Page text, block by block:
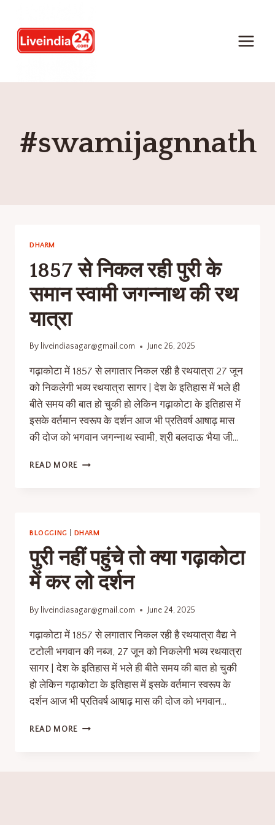
#swamijagnnath
DHARM
1857 से निकल रही पुरी के
समान स्वामी जगन्नाथ की रथ
यात्रा
By liveindiasagar@gmail.com June 26, 2025
गढ़ाकोटा में 1857 से लगातार निकल रही है रथयात्रा 27 जून
को निकलेगी भव्य रथयात्रा सागर | देश के इतिहास में भले ही
बीते समय की बात हो चुकी हो लेकिन गढ़ाकोटा के इतिहास में
इसके वर्तमान स्वरूप के दर्शन आज भी प्रतिवर्ष आषाढ़ मास
की दोज को भगवान जगन्नाथ स्वामी, श्री बलदाऊ भैया जी…
READ MORE
BLOGGING DHARM
पुरी नहीं पहुंचे तो क्या गढ़ाकोटा
में कर लो दर्शन
By liveindiasagar@gmail.com June 24, 2025
गढ़ाकोटा में 1857 से लगातार निकल रही है रथयात्रा वैद्य ने
टटोली भगवान की नब्ज, 27 जून को निकलेगी भव्य रथयात्रा
सागर | देश के इतिहास में भले ही बीते समय की बात हो चुकी
हो लेकिन गढ़ाकोटा के इतिहास में इसके वर्तमान स्वरूप के
दर्शन आज भी प्रतिवर्ष आषाढ़ मास की दोज को भगवान…
READ MORE